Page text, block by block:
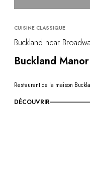
CUISINE CLASSIQUE
Buckland near
Buckland Manor
Restaurant de la maison
DÉCOUVRIR